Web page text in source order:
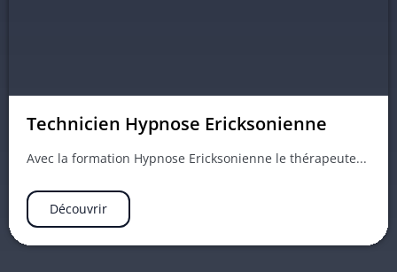
Technicien Hypnose Ericksonienne
Avec la formation Hypnose Ericksonienne le thérapeute...
Découvrir